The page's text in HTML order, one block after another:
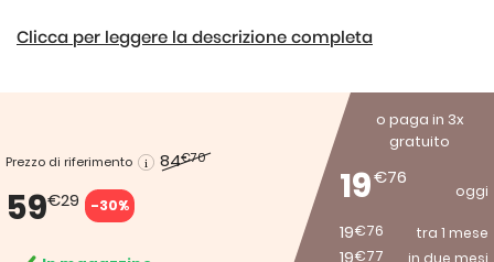
Clicca per leggere la descrizione completa
Prezzo di riferimento 84€70
59€29 -30%
o paga in 3x
gratuito
19€76
oggi
19€76 tra 1 mese
19€77 in due mesi